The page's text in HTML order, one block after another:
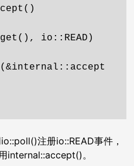
注册io::READ事件，
internal::accept()。